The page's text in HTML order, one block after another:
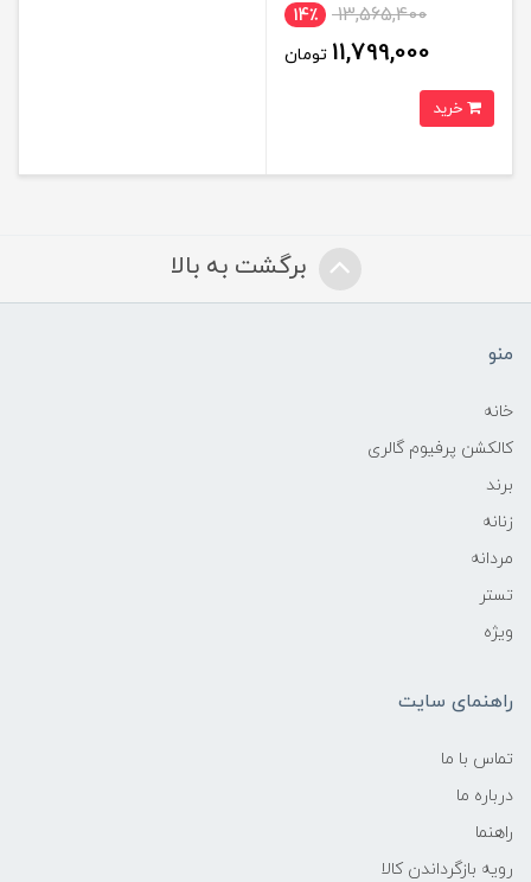
13,565,400 14٪
11,799,000 تومان
برگشت به بالا
منو
خانه
کالکشن پرفیوم گالری
برند
زنانه
مردانه
تستر
ویژه
راهنمای سایت
تماس با ما
درباره ما
راهنما
رویه‌ بازگرداندن کالا